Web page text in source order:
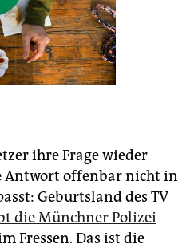
ihre Frage wieder
Antwort offenbar nicht in
Geburtsland des TV
die Münchner Polizei
Fressen. Das ist die